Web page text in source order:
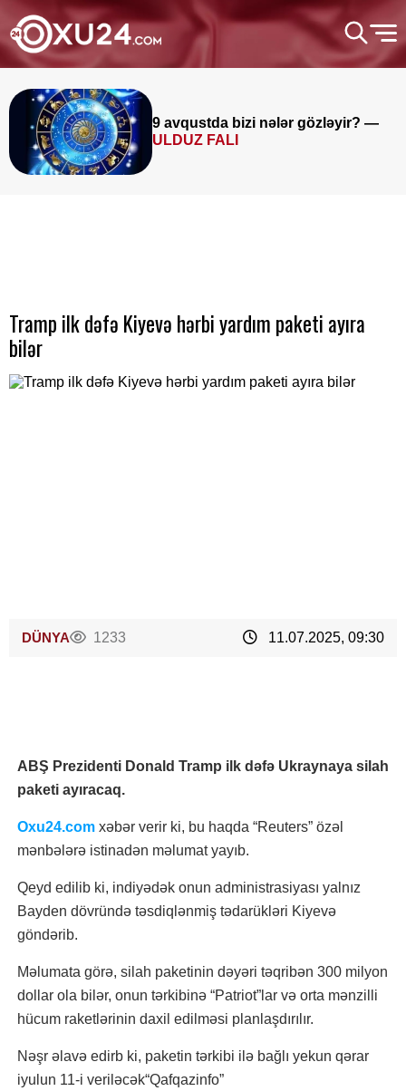
9 avqustda bizi nələr gözləyir? —
ULDUZ FALI
Tramp ilk dəfə Kiyevə hərbi yardım paketi ayıra
bilər
DÜNYA 1233 11.07.2025, 09:30
ABŞ Prezidenti Donald Tramp ilk dəfə Ukraynaya silah
paketi ayıracaq.
Oxu24.com xəbər verir ki, bu haqda “Reuters” özəl
mənbələrə istinadən məlumat yayıb.
Qeyd edilib ki, indiyədək onun administrasiyası yalnız
Bayden dövründə təsdiqlənmiş tədarükləri Kiyevə
göndərib.
Məlumata görə, silah paketinin dəyəri təqribən 300 milyon
dollar ola bilər, onun tərkibinə “Patriot”lar və orta mənzilli
hücum raketlərinin daxil edilməsi planlaşdırılır.
Nəşr əlavə edirb ki, paketin tərkibi ilə bağlı yekun qərar
iyulun 11-i veriləcək“Qafqazinfo”